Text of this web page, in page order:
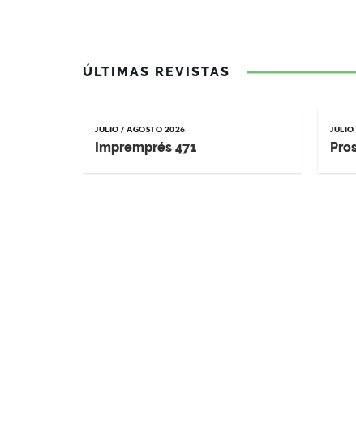
ÚLTIMAS REVISTAS
JULIO / AGOSTO 2026
Impremprés 471